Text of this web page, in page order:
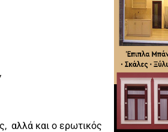
αλλά και ο ερωτικός